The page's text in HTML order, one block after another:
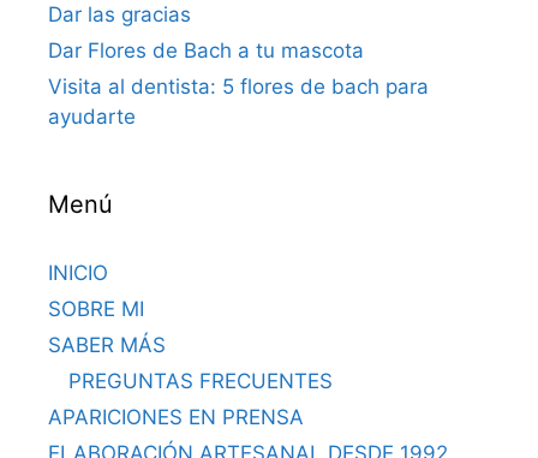
Dar las gracias
Dar Flores de Bach a tu mascota
Visita al dentista: 5 flores de bach para
ayudarte
Menú
INICIO
SOBRE MI
SABER MÁS
PREGUNTAS FRECUENTES
APARICIONES EN PRENSA
ELABORACIÓN ARTESANAL DESDE 1992